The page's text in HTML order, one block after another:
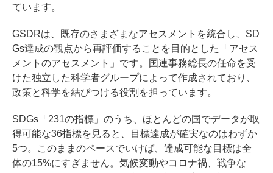
ています。
GSDRは、既存のさまざまなアセスメントを統合し、SD
Gs達成の観点から再評価することを目的とした「アセス
メントのアセスメント」です。国連事務総長の任命を受
けた独立した科学者グループによって作成されており、
政策と科学を結びつける役割を担っています。
SDGs「231の指標」のうち、ほとんどの国でデータが取
得可能な36指標を見ると、目標達成が確実なのはわずか
5つ。このままのペースでいけば、達成可能な目標は全
体の15%にすぎません。気候変動やコロナ禍、戦争な